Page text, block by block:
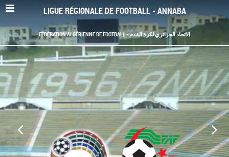
LIGUE RÉGIONALE DE FOOTBALL - ANNABA
FÉDÉRATION ALGÉRIENNE DE FOOTBALL - الاتحاد الجزائري لكرة القدم